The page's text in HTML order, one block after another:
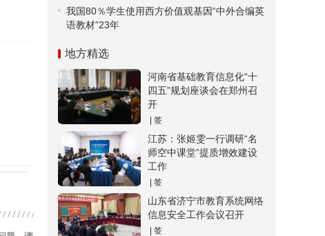
我国80％学生使用西方价值观基因“中外合编英
语教材”23年
地方精选
河南省基础教育信息化“十
四五”规划座谈会在郑州召
开
| 签
江苏：张姬雯一行调研“名
师空中课堂”提质增效建设
工作
| 签
山东省济宁市教育系统网络
信息安全工作会议召开
| 签